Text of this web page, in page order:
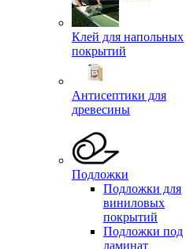
Клей для напольных
покрытий
Антисептики для
древесины
Подложки
Подложки для
виниловых
покрытий
Подложки под
ламинат